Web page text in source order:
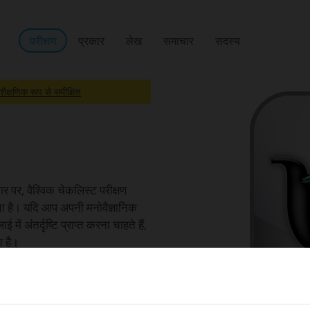
परीक्षण प्रकार लेख समाचार सदस्य
शैक्षणिक रूप से समीक्षित
पर, वैश्विक चेकलिस्ट परीक्षण
यदि आप अपनी मनोवैज्ञानिक
में अंतर्दृष्टि प्राप्त करना चाहते हैं,